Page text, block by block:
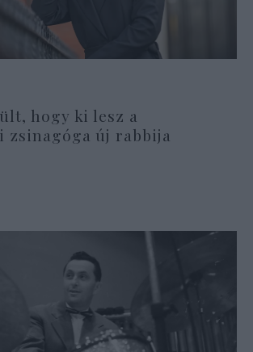
hogy ki lesz a
zsinagóga új rabbija